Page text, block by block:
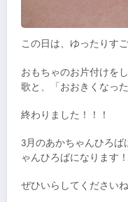
この日は、ゆったりす
おもちゃのお片付けを
歌と、「おおきくなっ
終わりました！！！
3月のあかちゃんひろば
ゃんひろばになります！
ぜひいらしてください